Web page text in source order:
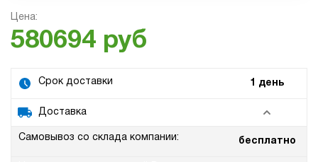
Цена:
580694 руб
Срок доставки 1 день
Доставка
Самовывоз со склада компании: бесплатно